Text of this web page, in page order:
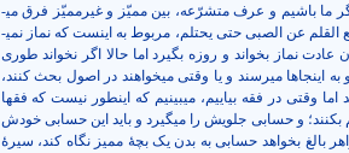
کند، این مسلّم نمی­شود. خواه تحریک بشود یا تحریک نشود؛ اگر ما باشیم و عرف متشرّعه، بین ممیّز و غیرممیّز فرق می­
گذارد و رُفع القلم عن الصبی هم نمی­تواند برای ما کار کند. رُفع القلم عن الصبی حتی یحتلم، مربوط به اینست که نماز نمی­
نماز بخواند و روزه بگیرد اما حالا اگر نخواند طوری
اینجاها می­رسند و یا وقتی می­خواهند در اصول بحث کنند،
وقتی در فقه بیاییم، می­بینیم که اینطور نیست که فقها
و حسابی جلویش را می­گیرد و باید این حسابی خودش
بالغ بخواهد حسابی به بدن یک بچۀ ممیز نگاه کند، سیرۀ